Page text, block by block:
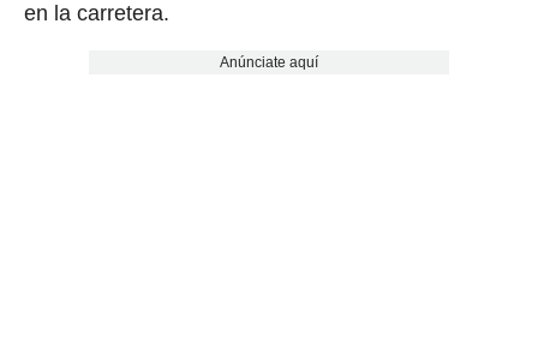
en la carretera.
Anúnciate aquí